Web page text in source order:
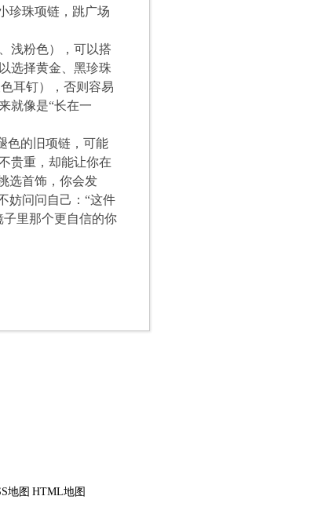
珍珠项链，跳广场
浅粉色），可以搭
选择黄金、黑珍珠
耳钉），否则容易
就像是“长在一
色的旧项链，可能
贵重，却能让你在
选首饰，你会发
妨问问自己：“这件
里那个更自信的你
地图 HTML地图